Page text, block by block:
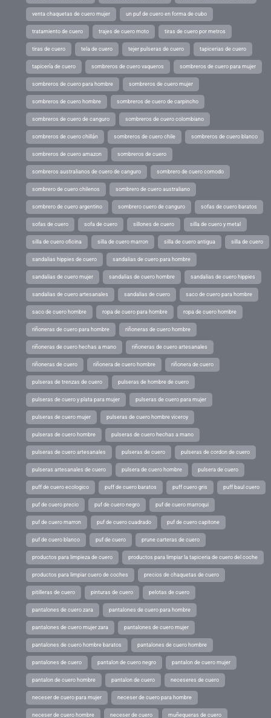
venta chaquetas de cuero mujer un puf de cuero en forma de cubo
tratamiento de cuero trajes de cuero moto tiras de cuero por metros
tiras de cuero tela de cuero tejer pulseras de cuero tapicerias de cuero
tapicería de cuero sombreros de cuero vaqueros sombreros de cuero para mujer
sombreros de cuero para hombre sombreros de cuero mujer
sombreros de cuero hombre sombreros de cuero de carpincho
sombreros de cuero de canguro sombreros de cuero colombiano
sombreros de cuero chillán sombreros de cuero chile sombreros de cuero blanco
sombreros de cuero amazon sombreros de cuero
sombreros australianos de cuero de canguro sombrero de cuero comodo
sombrero de cuero chilenos sombrero de cuero australiano
sombrero de cuero argentino sombrero cuero de canguro sofas de cuero baratos
sofas de cuero sofa de cuero sillones de cuero silla de cuero y metal
silla de cuero oficina silla de cuero marron silla de cuero antigua silla de cuero
sandalias hippies de cuero sandalias de cuero para hombre
sandalias de cuero mujer sandalias de cuero hombre sandalias de cuero hippies
sandalias de cuero artesanales sandalias de cuero saco de cuero para hombre
saco de cuero hombre ropa de cuero para hombre ropa de cuero hombre
riñoneras de cuero para hombre riñoneras de cuero hombre
riñoneras de cuero hechas a mano riñoneras de cuero artesanales
riñoneras de cuero riñonera de cuero hombre riñonera de cuero
pulseras de trenzas de cuero pulseras de hombre de cuero
pulseras de cuero y plata para mujer pulseras de cuero para mujer
pulseras de cuero mujer pulseras de cuero hombre viceroy
pulseras de cuero hombre pulseras de cuero hechas a mano
pulseras de cuero artesanales pulseras de cuero pulseras de cordon de cuero
pulseras artesanales de cuero pulsera de cuero hombre pulsera de cuero
puff de cuero ecologico puff de cuero baratos puff cuero gris puff baul cuero
puf de cuero precio puf de cuero negro puf de cuero marroqui
puf de cuero marron puf de cuero cuadrado puf de cuero capitone
puf de cuero blanco puf de cuero prune carteras de cuero
productos para limpieza de cuero productos para limpiar la tapiceria de cuero del coche
productos para limpiar cuero de coches precios de chaquetas de cuero
pitilleras de cuero pinturas de cuero pelotas de cuero
pantalones de cuero zara pantalones de cuero para hombre
pantalones de cuero mujer zara pantalones de cuero mujer
pantalones de cuero hombre baratos pantalones de cuero hombre
pantalones de cuero pantalon de cuero negro pantalon de cuero mujer
pantalon de cuero hombre pantalon de cuero neceseres de cuero
neceser de cuero para mujer neceser de cuero para hombre
neceser de cuero hombre neceser de cuero muñequeras de cuero